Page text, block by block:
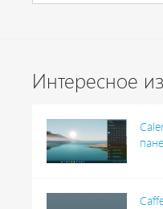
Интересное